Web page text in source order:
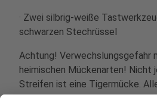
· Zwei silbrig-weiße
schwarzen Stechrüssel
Achtung! Verwechslungsgefahr
heimischen Mückenarten! Nicht
Streifen ist eine Tigermücke.
heimische Art die exakte